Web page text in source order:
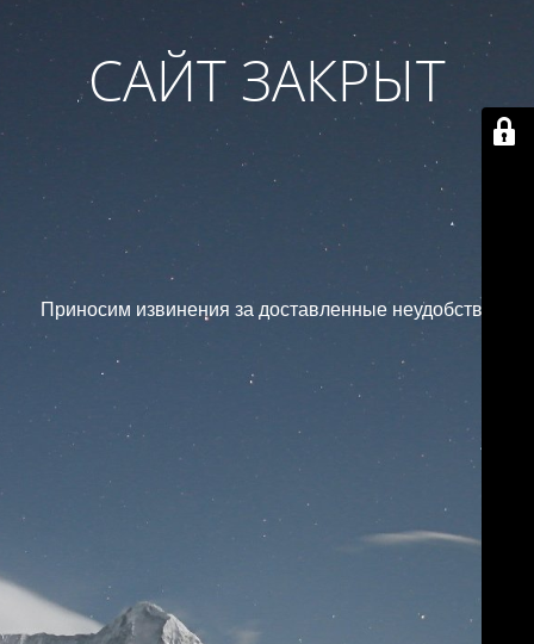
САЙТ ЗАКРЫТ
Приносим извинения за доставленные неудобства